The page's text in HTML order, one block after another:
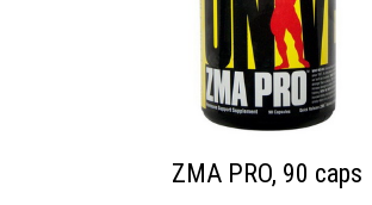
ZMA PRO, 90 caps